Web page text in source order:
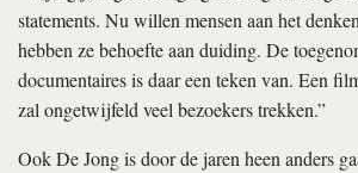
statements. Nu willen mensen aan het
hebben ze behoefte aan duiding. De
documentaires is daar een teken van. Een
zal ongetwijfeld veel bezoekers trekken.”
Ook De Jong is door de jaren heen anders